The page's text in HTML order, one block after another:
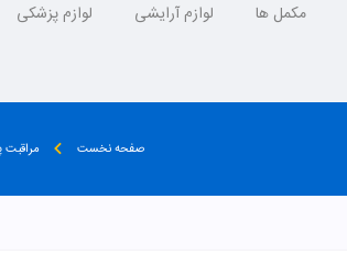
مکمل ها لوازم آرایشی لوازم پزشکی
صفحه نخست